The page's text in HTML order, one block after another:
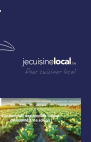
Pour cuisiner local